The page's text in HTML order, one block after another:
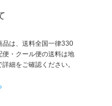
品は、送料全国一律330
・クール便の送料は地
細をご確認ください。